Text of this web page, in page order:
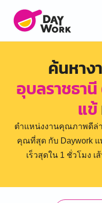
ค้นหาง
อุบลราชธา
แข้
ตำแหน่งงานคุณภาพดีล่
คุณที่สุด กับ Daywork
เร็วสุดใน 1 ชั่วโมง